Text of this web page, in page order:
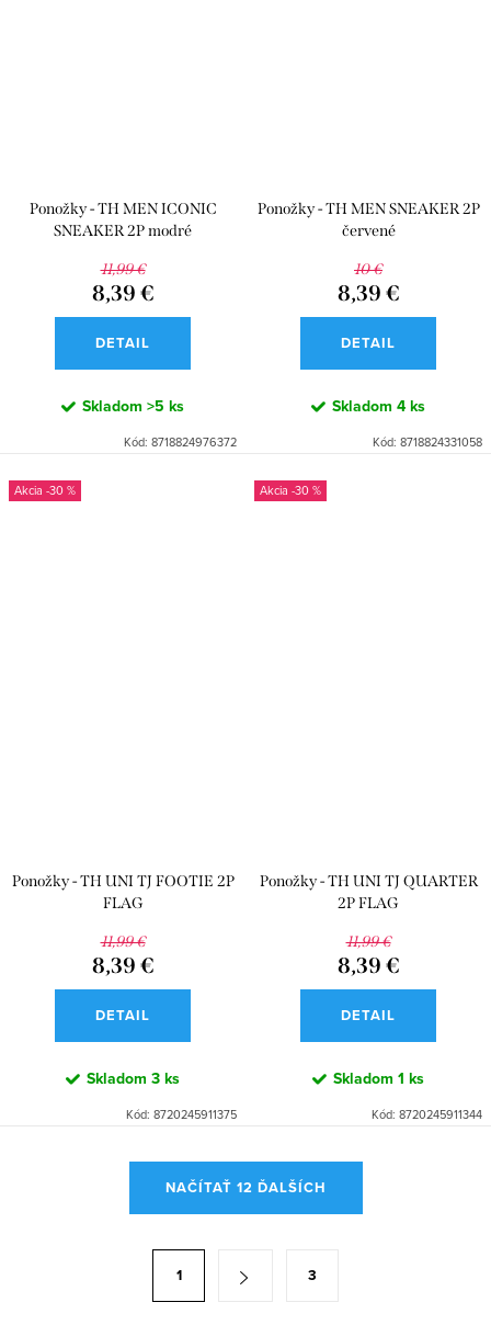
Ponožky - TH MEN ICONIC
SNEAKER 2P modré
11,99 €
8,39 €
DETAIL
Skladom >5 ks
Kód: 8718824976372
Ponožky - TH MEN SNEAKER 2P
červené
10 €
8,39 €
DETAIL
Skladom 4 ks
Kód: 8718824331058
-30 %
Ponožky - TH UNI TJ FOOTIE 2P
FLAG
11,99 €
8,39 €
DETAIL
Skladom 3 ks
Kód: 8720245911375
-30 %
Ponožky - TH UNI TJ QUARTER
2P FLAG
11,99 €
8,39 €
DETAIL
Skladom 1 ks
Kód: 8720245911344
NAČÍTAŤ 12 ĎALŠÍCH
1 3